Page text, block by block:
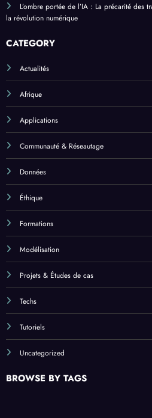
L’ombre portée de l’IA : La précarité des
la révolution numérique
CATEGORY
Actualités
Afrique
Applications
Communauté & Réseautage
Données
Éthique
Formations
Modélisation
Projets & Études de cas
Techs
Tutoriels
Uncategorized
BROWSE BY TAGS